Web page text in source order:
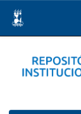
navigation